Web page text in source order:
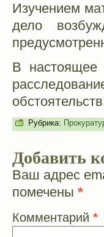
Изучением
дело
В настоящее
Рубрика:
Добавить
Ваш адрес
помечены *
Комментарий *